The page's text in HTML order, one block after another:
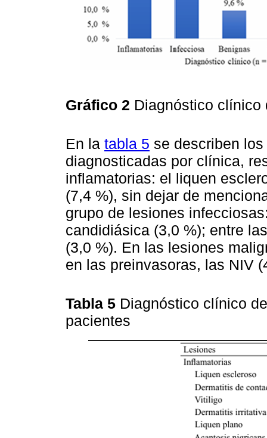
Gráfico 2 Diagnóstico
En la tabla 5 se describen
diagnosticadas por clínica,
inflamatorias: el liquen
(7,4 %), sin dejar de
grupo de lesiones
candidiásica (3,0 %); entre
(3,0 %). En las lesiones
en las preinvasoras, las NIV
Tabla 5 Diagnóstico clínico
pacientes